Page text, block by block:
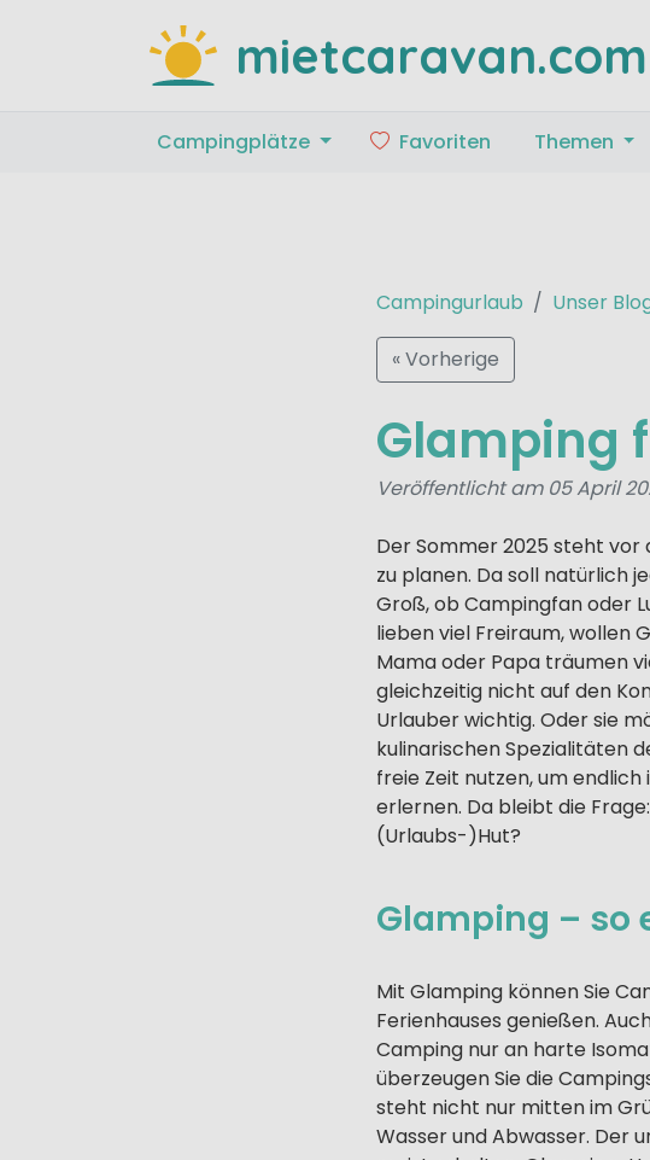
mietcaravan.com
Campingplätze Favoriten Themen
Campingurlaub Unser
« Vorherige
Glamping
Veröffentlicht am 05 April
Der Sommer 2025 steht vor
zu planen. Da soll natürlich
Groß, ob Campingfan oder
lieben viel Freiraum, wollen
Mama oder Papa träumen
gleichzeitig nicht auf den
Urlauber wichtig. Oder sie
kulinarischen Spezialitäten
freie Zeit nutzen, um
erlernen. Da bleibt die
(Urlaubs-)Hut?
Glamping – so
Mit Glamping können Sie
Ferienhauses genießen.
Camping nur an harte
überzeugen Sie die
steht nicht nur mitten im
Wasser und Abwasser. Der